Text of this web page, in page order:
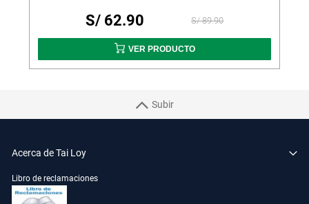
S/ 62.90 S/ 89.90
VER PRODUCTO
Subir
Acerca de Tai Loy
Libro de reclamaciones